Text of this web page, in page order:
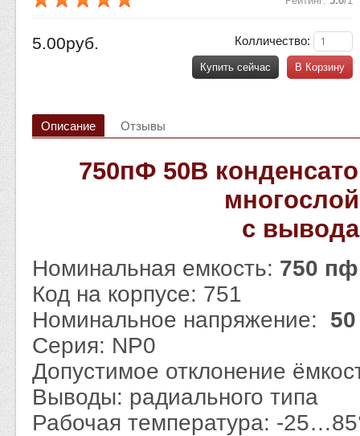
Колличество:
В Корзину
Купить сейчас
5.00руб.
Описание Отзывы
750пФ 50В
с
Номинальная емкость: 750
Код на корпусе: 751
Номинальное напряжение:
Серия: NP0
Допустимое отклонение
Выводы: радиального типа
Рабочая температура: -